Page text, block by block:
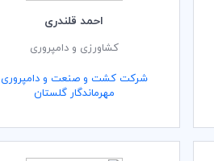
احمد قلندری
کشاورزی و دامپروری
شرکت کشت و صنعت و دامپروری
مهرماندگار گلستان